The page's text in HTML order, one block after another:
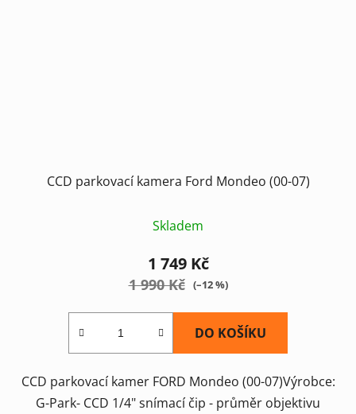
CCD parkovací kamera Ford Mondeo (00-07)
Skladem
1 749 Kč
1 990 Kč (–12 %)
DO KOŠÍKU
CCD parkovací kamer FORD Mondeo (00-07)Výrobce:
G-Park- CCD 1/4" snímací čip - průměr objektivu